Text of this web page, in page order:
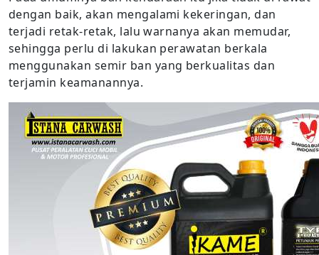
dengan baik, akan mengalami kekeringan, dan
terjadi retak-retak, lalu warnanya akan memudar,
sehingga perlu di lakukan perawatan berkala
menggunakan semir ban yang berkualitas dan
terjamin keamanannya.